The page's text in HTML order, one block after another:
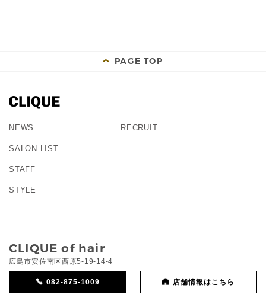
PAGE TOP
NEWS
SALON LIST
STAFF
STYLE
RECRUIT
CLIQUE of hair
広島市安佐南区西原5-19-14-4
082-875-1009 店舗情報はこちら